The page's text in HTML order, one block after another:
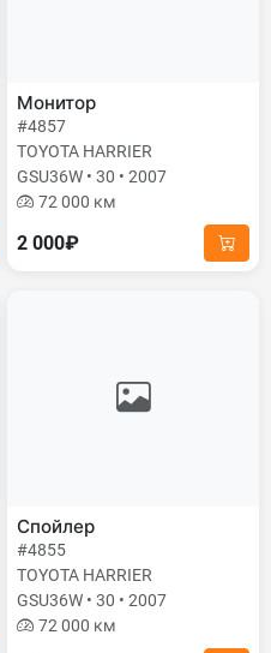
Монитор
#4857
TOYOTA HARRIER
GSU36W • 30 • 2007
72 000 км
2 000₽
Спойлер
#4855
TOYOTA HARRIER
GSU36W • 30 • 2007
72 000 км